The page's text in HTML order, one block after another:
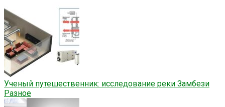
Ученый путешественник: исследование реки Замбези
Разное